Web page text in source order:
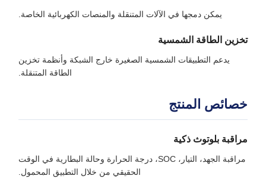
يمكن دمجها في الآلات المتنقلة والمنصات الكهربائية الخاصة.
تخزين الطاقة الشمسية
يدعم التطبيقات الشمسية الصغيرة خارج الشبكة وأنظمة تخزين
الطاقة المتنقلة.
خصائص المنتج
مراقبة بلوتوث ذكية
مراقبة الجهد، التيار، SOC، درجة الحرارة وحالة البطارية في الوقت
الحقيقي من خلال التطبيق المحمول.